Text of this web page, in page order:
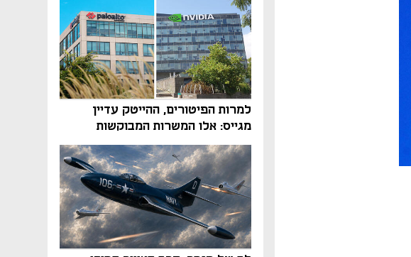
למרות הפיטורים, ההייטק עדיין
מגייס: אלו המשרות המבוקשות
והטיפים שיביאו אתכם לשם